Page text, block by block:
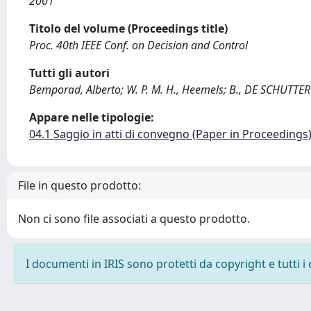
Titolo del volume (Proceedings title)
Proc. 40th IEEE Conf. on Decision and Control
Tutti gli autori
Bemporad, Alberto; W. P. M. H., Heemels; B., DE SCHUTTER
Appare nelle tipologie:
04.1 Saggio in atti di convegno (Paper in Proceedings)
File in questo prodotto:
Non ci sono file associati a questo prodotto.
I documenti in IRIS sono protetti da copyright e tutti